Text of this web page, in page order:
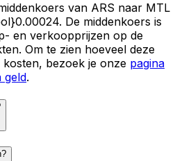
van ARS naar MTL
De middenkoers is
en verkoopprijzen op de
Om te zien hoeveel deze
bezoek je onze pagina
geld.